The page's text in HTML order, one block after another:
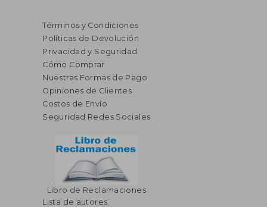
Términos y Condiciones
Políticas de Devolución
Privacidad y Seguridad
Cómo Comprar
Nuestras Formas de Pago
Opiniones de Clientes
Costos de Envío
Seguridad Redes Sociales
Libro de Reclamaciones
Lista de autores